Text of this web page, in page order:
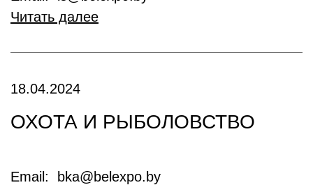
Читать далее
18.04.2024
ОХОТА И РЫБОЛОВСТВО
Email: bka@belexpo.by